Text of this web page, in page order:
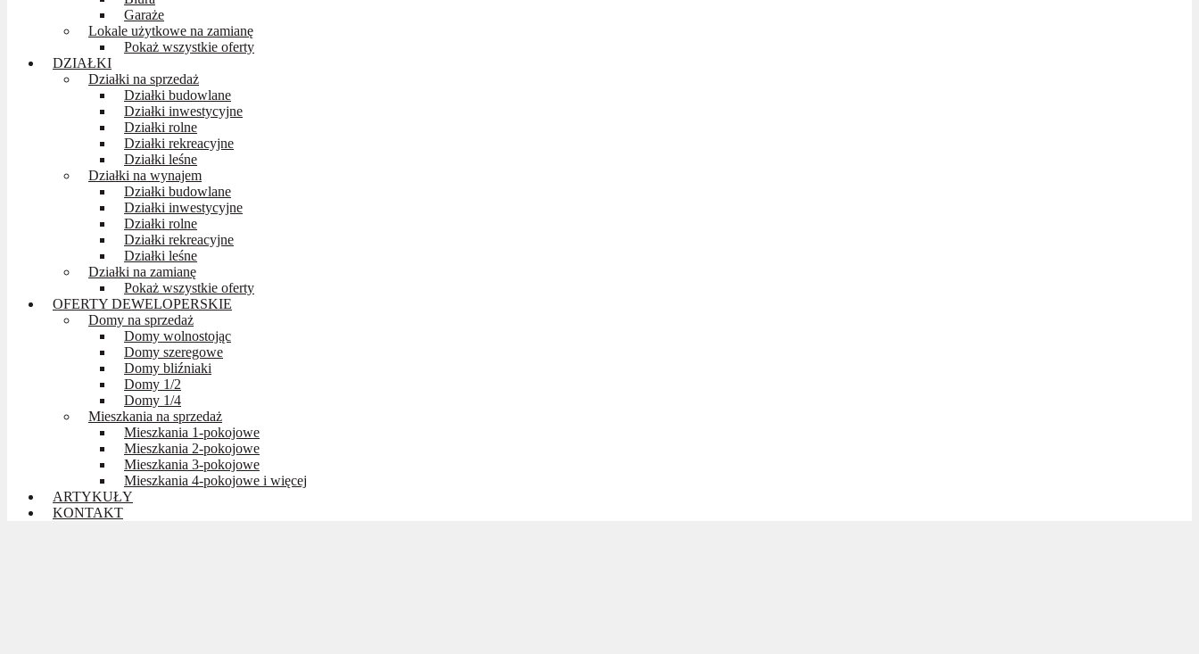
Garaże
Lokale użytkowe na zamianę
Pokaż wszystkie oferty
DZIAŁKI
Działki na sprzedaż
Działki budowlane
Działki inwestycyjne
Działki rolne
Działki rekreacyjne
Działki leśne
Działki na wynajem
Działki budowlane
Działki inwestycyjne
Działki rolne
Działki rekreacyjne
Działki leśne
Działki na zamianę
Pokaż wszystkie oferty
OFERTY DEWELOPERSKIE
Domy na sprzedaż
Domy wolnostojąc
Domy szeregowe
Domy bliźniaki
Domy 1/2
Domy 1/4
Mieszkania na sprzedaż
Mieszkania 1-pokojowe
Mieszkania 2-pokojowe
Mieszkania 3-pokojowe
Mieszkania 4-pokojowe i więcej
ARTYKUŁY
KONTAKT